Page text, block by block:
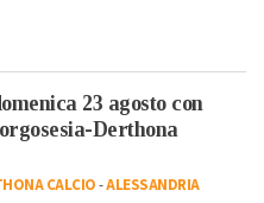
23 agosto con
Derthona
CALCIO-ALESSANDRIA